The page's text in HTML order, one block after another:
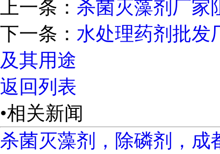
上一条： 杀菌灭藻剂厂家
下一条： 水处理药剂批发
及其用途
返回列表
•相关新闻
杀菌灭藻剂，除磷剂，成